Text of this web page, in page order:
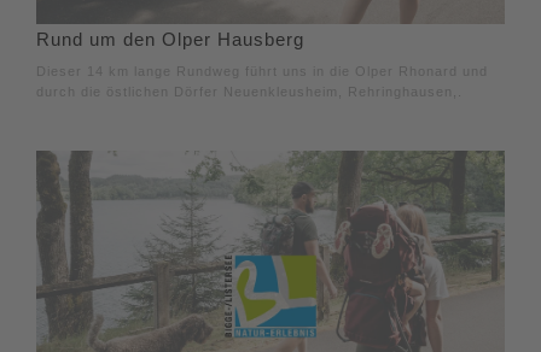
Rund um den Olper Hausberg
Dieser 14 km lange Rundweg führt uns in die Olper Rhonard und
durch die östlichen Dörfer Neuenkleusheim, Rehringhausen,.